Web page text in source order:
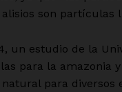
alisios son partículas
un estudio de la
para la amazonia
para diversos